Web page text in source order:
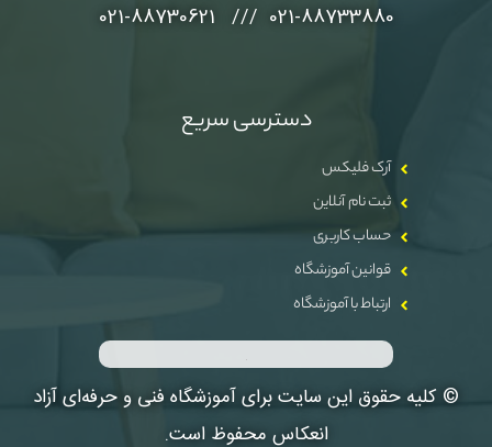
021-88733880 /// 021-88730621
دسترسی سریع
آرک فلیکس
ثبت نام آنلاین
حساب کاربری
قوانین آموزشگاه
ارتباط با آموزشگاه
© کلیه حقوق این سایت برای آموزشگاه فنی و حرفه‌ای آزاد
انعکاس محفوظ است.